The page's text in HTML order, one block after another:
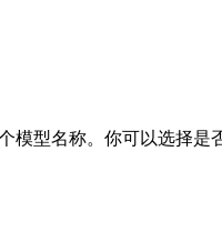
型名称。你可以选择是